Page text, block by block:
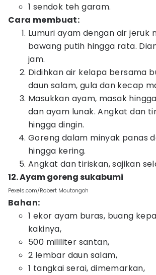
1 sendok teh garam.
Cara membuat:
Lumuri ayam dengan air jeruk
bawang putih hingga rata.
jam.
Didihkan air kelapa bersama
daun salam, gula dan kecap
Masukkan ayam, masak
dan ayam lunak. Angkat dan
hingga dingin.
Goreng dalam minyak panas
hingga kering.
Angkat dan tiriskan, sajikan
12. Ayam goreng sukabumi
Pexels.com/Robert Moutongoh
Bahan:
1 ekor ayam buras, buang
kakinya,
500 mililiter santan,
2 lembar daun salam,
1 tangkai serai, dimemarkan,